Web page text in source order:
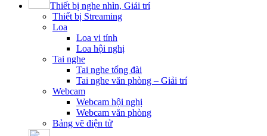
Thiết bị nghe nhìn, Giải trí
Thiết bị Streaming
Loa
Loa vi tính
Loa hội nghị
Tai nghe
Tai nghe tổng đài
Tai nghe văn phòng – Giải trí
Webcam
Webcam hội nghị
Webcam văn phòng
Bảng vẽ điện tử